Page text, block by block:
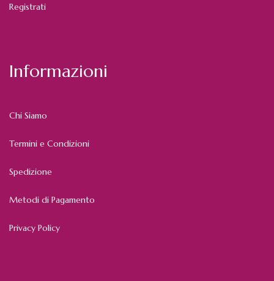
Registrati
Informazioni
Chi Siamo
Termini e Condizioni
Spedizione
Metodi di Pagamento
Privacy Policy